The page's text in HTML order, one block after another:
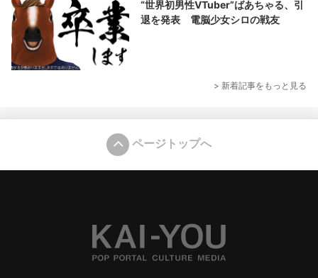
“世界初男性VTuber”ばあちゃる、引
退を発表 電脳少女シロの戦友
> 新着記事をもっと見る
ページトップへ